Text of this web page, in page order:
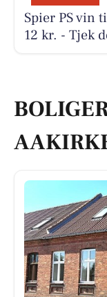
Spier PS vin
12 kr. - Tjek